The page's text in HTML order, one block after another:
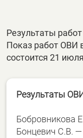
Результаты
Показ работ ОВИ
состоится 21
Результаты
Бобровникова
Бонцевич С.В.